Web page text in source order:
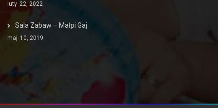
luty 22, 2022
Sala Zabaw – Małpi Gaj
maj 10, 2019